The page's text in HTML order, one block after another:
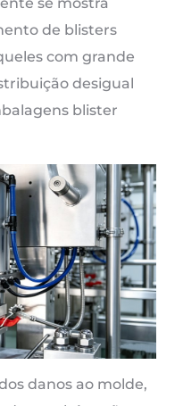
de blisters
com grande
desigual
blister
danos ao molde,